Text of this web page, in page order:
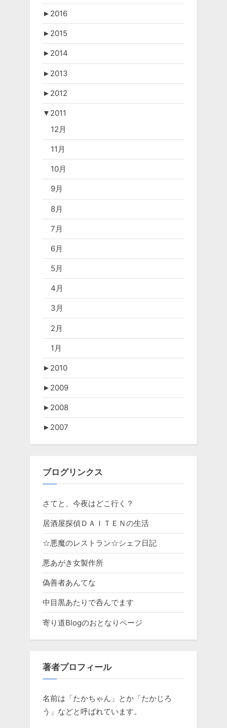
► 2016
► 2015
► 2014
► 2013
► 2012
▼ 2011
12月
11月
10月
9月
8月
7月
6月
5月
4月
3月
2月
1月
► 2010
► 2009
► 2008
► 2007
ブログリンクス
さてと、今夜はどこ行く？
居酒屋探偵ＤＡＩＴＥＮの生活
☆悪魔のレストラン☆シェフ日記
悪あがき女製作所
偽善者あんてな
中目黒あたりで呑んでます
寄り道Blogのおとなりページ
著者プロフィール
名前は「たかちゃん」とか「たかじろ
う」などと呼ばれています。